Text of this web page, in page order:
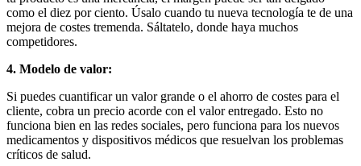
como el diez por ciento. Úsalo cuando tu nueva tecnología te de una
mejora de costes tremenda. Sáltatelo, donde haya muchos
competidores.
4. Modelo de valor:
Si puedes cuantificar un valor grande o el ahorro de costes para el
cliente, cobra un precio acorde con el valor entregado. Esto no
funciona bien en las redes sociales, pero funciona para los nuevos
medicamentos y dispositivos médicos que resuelvan los problemas
críticos de salud.